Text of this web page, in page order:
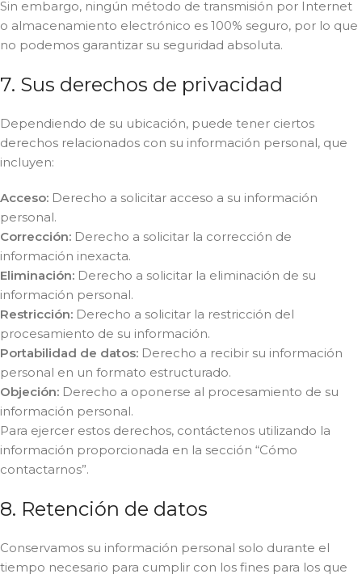
Sin embargo, ningún método de transmisión por Internet
o almacenamiento electrónico es 100% seguro, por lo que
no podemos garantizar su seguridad absoluta.
7. Sus derechos de privacidad
Dependiendo de su ubicación, puede tener ciertos
derechos relacionados con su información personal, que
incluyen:
Acceso: Derecho a solicitar acceso a su información
personal.
Corrección: Derecho a solicitar la corrección de
información inexacta.
Eliminación: Derecho a solicitar la eliminación de su
información personal.
Restricción: Derecho a solicitar la restricción del
procesamiento de su información.
Portabilidad de datos: Derecho a recibir su información
personal en un formato estructurado.
Objeción: Derecho a oponerse al procesamiento de su
información personal.
Para ejercer estos derechos, contáctenos utilizando la
información proporcionada en la sección “Cómo
contactarnos”.
8. Retención de datos
Conservamos su información personal solo durante el
tiempo necesario para cumplir con los fines para los que